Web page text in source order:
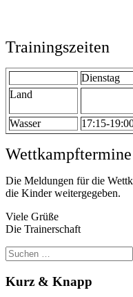
Trainingszeiten
Dienstag
Land
Wasser 17:15-
Wettkampftermine
Die Meldungen für die
die Kinder weitergegeben.
Viele Grüße
Die Trainerschaft
Suchen
nach:
Kurz & Knapp